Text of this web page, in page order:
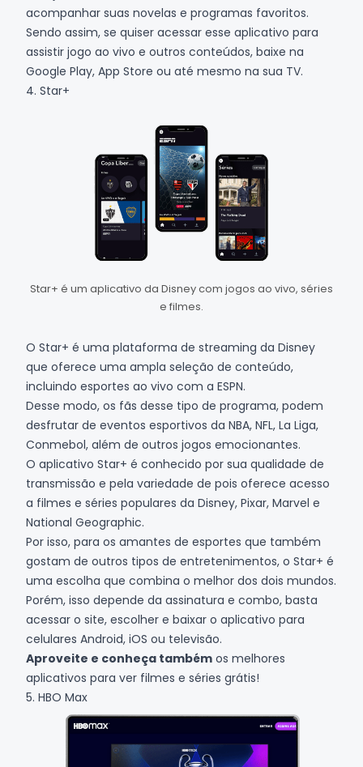
acompanhar suas novelas e programas favoritos.
Sendo assim, se quiser acessar esse aplicativo para
assistir jogo ao vivo e outros conteúdos, baixe na
Google Play, App Store ou até mesmo na sua TV.
4. Star+
Star+ é um aplicativo da Disney com jogos ao vivo, séries
e filmes.
O Star+ é uma plataforma de streaming da Disney
que oferece uma ampla seleção de conteúdo,
incluindo esportes ao vivo com a ESPN.
Desse modo, os fãs desse tipo de programa, podem
desfrutar de eventos esportivos da NBA, NFL, La Liga,
Conmebol, além de outros jogos emocionantes.
O aplicativo Star+ é conhecido por sua qualidade de
transmissão e pela variedade de pois oferece acesso
a filmes e séries populares da Disney, Pixar, Marvel e
National Geographic.
Por isso, para os amantes de esportes que também
gostam de outros tipos de entretenimentos, o Star+ é
uma escolha que combina o melhor dos dois mundos.
Porém, isso depende da assinatura e combo, basta
acessar o site, escolher e baixar o aplicativo para
celulares Android, iOS ou televisão.
Aproveite e conheça também os melhores
aplicativos para ver filmes e séries grátis!
5. HBO Max